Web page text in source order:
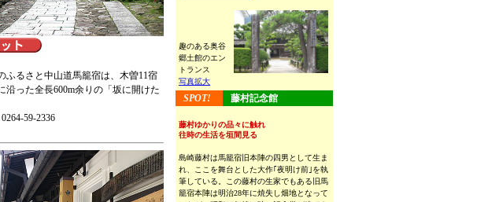
趣のある奥谷
郷土館のエン
トランス
写真拡大
SPOT! 藤村記念館
藤村ゆかりの品々に触れ
往時の生活を垣間見る
島崎藤村は馬籠宿旧本陣の四男として生ま
れ、ここを舞台とした大作｢夜明け前｣を執
筆している。この藤村の生家でもある旧馬
籠宿本陣は明治28年に焼失し畑地となって
るさと中山道馬籠宿は、木曽11宿
沿った全長600m余りの「坂に開けた
59-2336